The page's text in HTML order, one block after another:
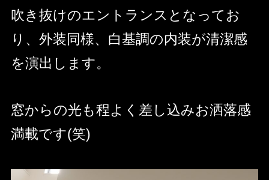
吹き抜けのエントランスとなってお
り、外装同様、白基調の内装が清潔感
を演出します。
窓からの光も程よく差し込みお洒落感
満載です(笑)